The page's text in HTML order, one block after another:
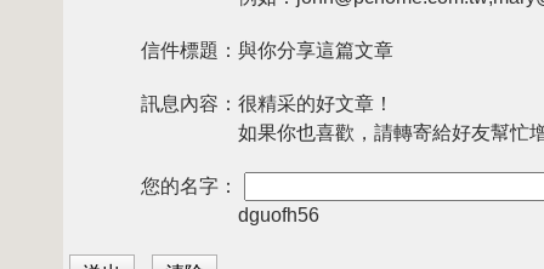
信件標題： 與你分享這篇文章
訊息內容： 很精采的好文章！
如果你也喜歡，請轉寄給好友幫忙
您的名字：
dguofh56